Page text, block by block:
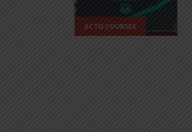
ACTU COURSES